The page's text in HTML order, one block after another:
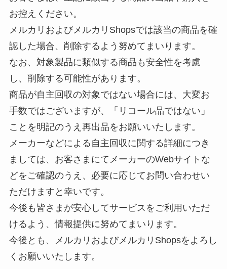
お控えください。
メルカリおよびメルカリShopsでは該当の商品を確
認した場合、削除するよう努めてまいります。
なお、対象製品に類似する商品も安全性を考慮
し、削除する可能性があります。
商品が自主回収の対象ではない場合には、大変お
手数ではございますが、「リコール品ではない」
ことを明記のうえ再出品をお願いいたします。
メーカーなどによる自主回収に関する詳細につき
ましては、お客さまにてメーカーのWebサイトな
どをご確認のうえ、必要に応じてお問い合わせい
ただけますと幸いです。
今後も皆さまが安心してサービスをご利用いただ
けるよう、情報提供に努めてまいります。
今後とも、メルカリおよびメルカリShopsをよろし
くお願いいたします。